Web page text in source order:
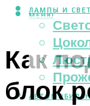
ЛАМПЫ И
МЕНЮ
Как
блок